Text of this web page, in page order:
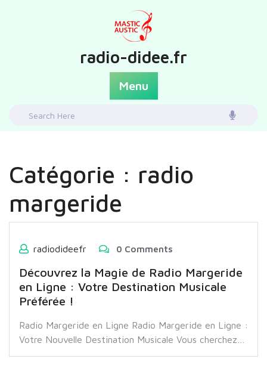
radio-didee.fr
Menu
Search
Catégorie : radio
margeride
radiodideefr 0 Comments
Découvrez la Magie de Radio Margeride
en Ligne : Votre Destination Musicale
Préférée !
Radio Margeride en Ligne Radio Margeride en Ligne :
Votre Nouvelle Destination Musicale Vous cherchez…